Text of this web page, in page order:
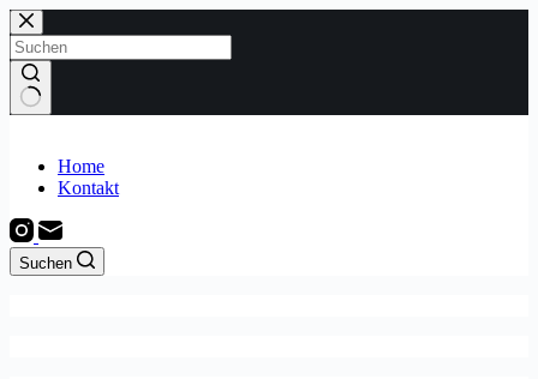
Zum
Inhalt
springen
Home
Kontakt
Suchen